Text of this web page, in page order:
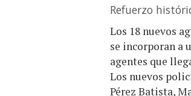
Refuerzo
Los 18 nuevos
se incorporan a
agentes que
Los nuevos
Pérez Batista,